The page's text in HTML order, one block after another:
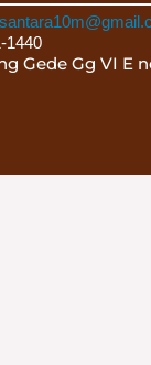
1440
Gede Gg VI E